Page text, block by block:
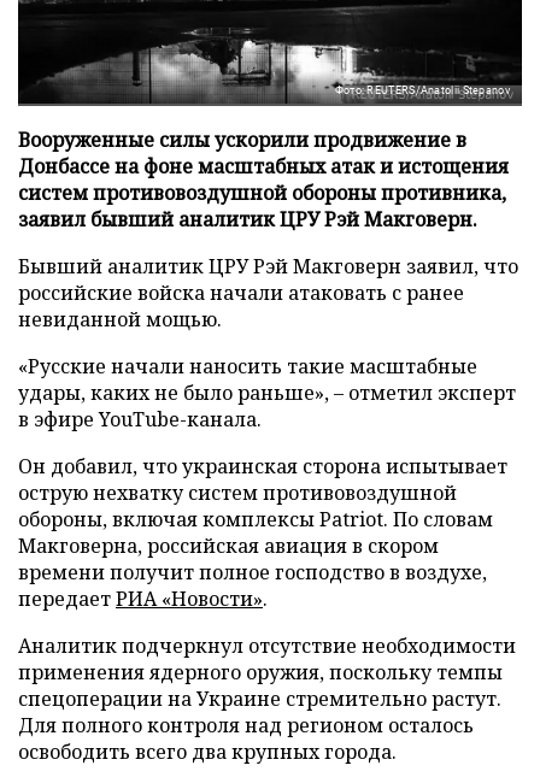
Фото: REUTERS/Anatolii Stepanov
Вооруженные силы ускорили продвижение в
Донбассе на фоне масштабных атак и истощения
систем противовоздушной обороны противника,
заявил бывший аналитик ЦРУ Рэй Макговерн.
Бывший аналитик ЦРУ Рэй Макговерн заявил, что
российские войска начали атаковать с ранее
невиданной мощью.
«Русские начали наносить такие масштабные
удары, каких не было раньше», – отметил эксперт
в эфире YouTube-канала.
Он добавил, что украинская сторона испытывает
острую нехватку систем противовоздушной
обороны, включая комплексы Patriot. По словам
Макговерна, российская авиация в скором
времени получит полное господство в воздухе,
передаетРИА «Новости».
Аналитик подчеркнул отсутствие необходимости
применения ядерного оружия, поскольку темпы
спецоперации на Украине стремительно растут.
Для полного контроля над регионом осталось
освободить всего два крупных города.